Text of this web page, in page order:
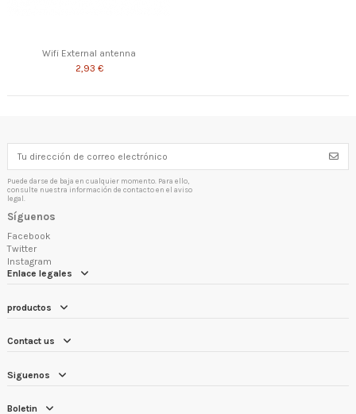
Wifi External antenna
2,93 €
Puede darse de baja en cualquier momento. Para ello,
consulte nuestra información de contacto en el aviso
legal.
Síguenos
Facebook
Twitter
Instagram
Enlace legales
productos
Contact us
Siguenos
Boletin